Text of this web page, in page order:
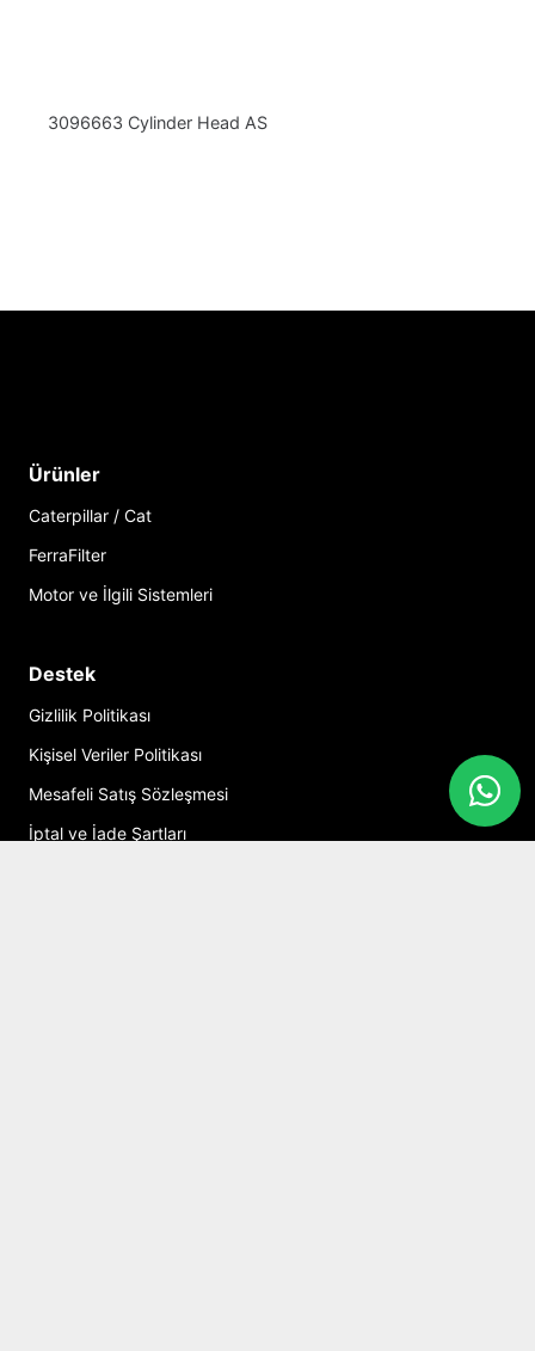
3096663 Cylinder Head AS
Ürünler
Caterpillar / Cat
FerraFilter
Motor ve İlgili Sistemleri
Destek
Gizlilik Politikası
Kişisel Veriler Politikası
Mesafeli Satış Sözleşmesi
İptal ve İade Şartları